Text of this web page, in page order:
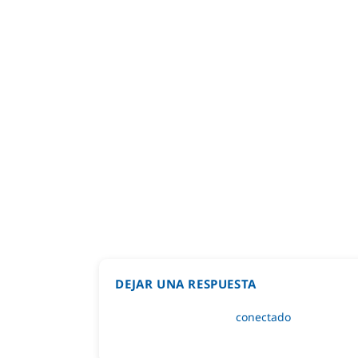
DEJAR UNA RESPUESTA
Lo siento, debes estarconectado